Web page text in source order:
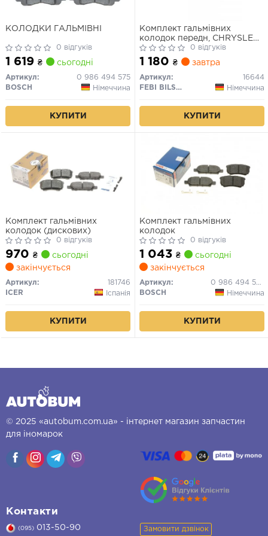
КОЛОДКИ ГАЛЬМІВНІ
0 відгуків
1 619 ₴ сьогодні
Артикул:
0 986 494 575
BOSCH
Німеччина
КУПИТИ
Комплект гальмівних
колодок передн, CHRYSLER
200, SEBRING CITROEN C4
AIRCROSS DODGE
AVENGER, CALIBER,
CARAVAN JEEP COMPASS,
PATRIOT LANCIA FLAVIA
ASX 1.3-3.8 10.86-
0 відгуків
1 180 ₴ завтра
Артикул:
16644
FEBI BILSTEIN
Німеччина
КУПИТИ
Комплект гальмівних
колодок (дискових)
0 відгуків
970 ₴
сьогодні
закінчується
Артикул:
181746
ICER
Іспанія
КУПИТИ
Комплект гальмівних
колодок
0 відгуків
1 043 ₴
сьогодні
закінчується
Артикул:
0 986 494 502
BOSCH
Німеччина
КУПИТИ
© 2025 «autobum.com.ua» - інтернет магазин запчастин
для іномарок
Контакти
(095) 013-50-90 Замовити дзвінок